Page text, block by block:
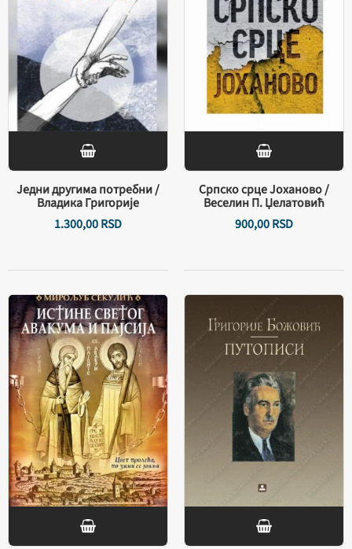
Једни другима потребни /
Владика Григорије
1.300,00RSD
Српско срце Јоханово /
Веселин П. Џелатовић
900,00RSD